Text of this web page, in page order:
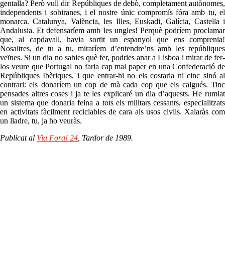
gentalla? Però vull dir Repúbliques de debò, completament autònomes,
independents i sobiranes, i el nostre únic compromís fóra amb tu, el
monarca. Catalunya, València, les Illes, Euskadi, Galícia, Castella i
Andalusia. Et defensaríem amb les ungles! Perquè podríem proclamar
que, al capdavall, havia sortit un espanyol que ens comprenia!
Nosaltres, de tu a tu, miraríem d’entendre’ns amb les repúbliques
veïnes. Si un dia no sabies què fer, podries anar a Lisboa i mirar de fer-
los veure que Portugal no faria cap mal paper en una Confederació de
Repúbliques Ibèriques, i que entrar-hi no els costaria ni cinc sinó al
contrari: els donaríem un cop de mà cada cop que els calgués. Tinc
pensades altres coses i ja te les explicaré un dia d’aquests. He rumiat
un sistema que donaria feina a tots els militars cessants, especialitzats
en activitats fàcilment reciclables de cara als usos civils. Xalaràs com
un lladre, tu, ja ho veuràs.
Publicat al Via Fora! 24, Tardor de 1989.